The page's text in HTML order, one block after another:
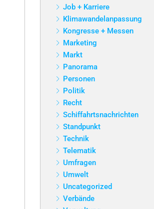
Job + Karriere
Klimawandelanpassung
Kongresse + Messen
Marketing
Markt
Panorama
Personen
Politik
Recht
Schiffahrtsnachrichten
Standpunkt
Technik
Telematik
Umfragen
Umwelt
Uncategorized
Verbände